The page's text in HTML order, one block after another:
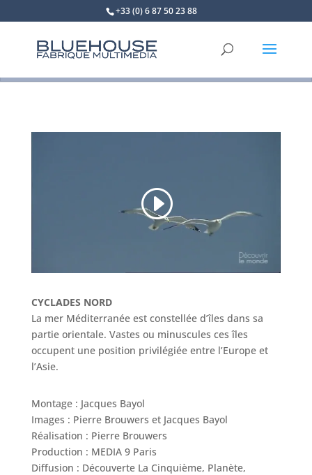
+33 (0) 6 87 50 23 88
CYCLADES NORD
La mer Méditerranée est constellée d’îles dans sa
partie orientale. Vastes ou minuscules ces îles
occupent une position privilégiée entre l’Europe et
l’Asie.
Montage : Jacques Bayol
Images : Pierre Brouwers et Jacques Bayol
Réalisation : Pierre Brouwers
Production : MEDIA 9 Paris
Diffusion : Découverte La Cinquième, Planète,